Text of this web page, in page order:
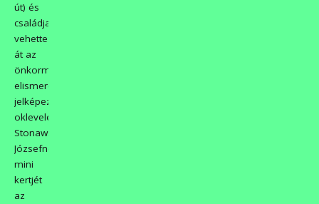
út) és
családja
vehette
át az
önkormányzati
elismerést
jelképező
okleveleket.
Stonawski
Józsefné
mini
kertjét
az